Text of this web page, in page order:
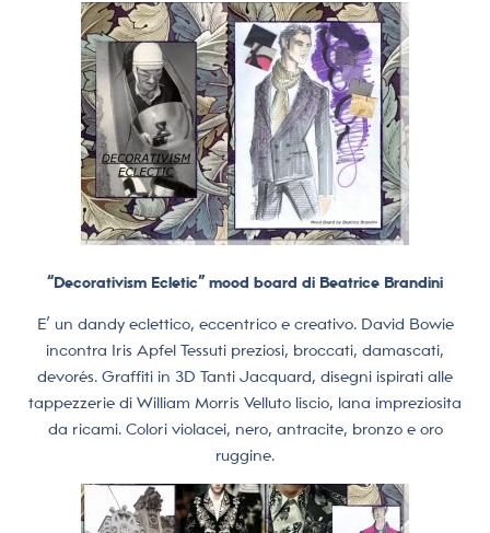
“Decorativism Ecletic” mood board di Beatrice Brandini
E’ un dandy eclettico, eccentrico e creativo. David Bowie
incontra Iris Apfel Tessuti preziosi, broccati, damascati,
devorés. Graffiti in 3D Tanti Jacquard, disegni ispirati alle
tappezzerie di William Morris Velluto liscio, lana impreziosita
da ricami. Colori violacei, nero, antracite, bronzo e oro
ruggine.